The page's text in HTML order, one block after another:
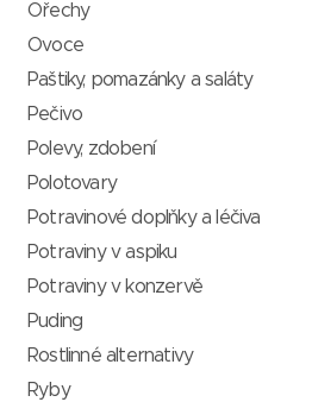
Ořechy
Ovoce
Paštiky, pomazánky a saláty
Pečivo
Polevy, zdobení
Polotovary
Potravinové doplňky a léčiva
Potraviny v aspiku
Potraviny v konzervě
Puding
Rostlinné alternativy
Ryby